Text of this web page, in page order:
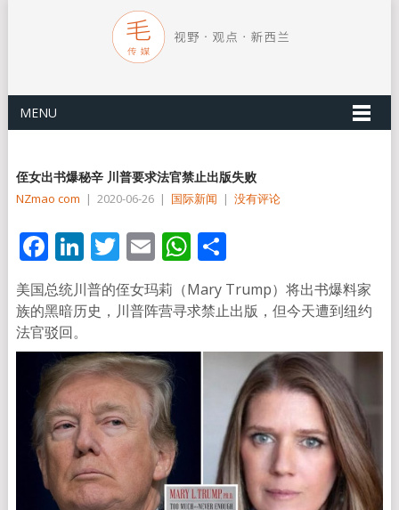
MENU
侄女出书爆秘辛 川普要求法官禁止出版失败
NZmao com | 2020-06-26 | 国际新闻 | 没有评论
Facebook
LinkedIn
Twitter
EmailWhatsApp
分
享
美国总统川普的侄女玛莉（Mary Trump）将出书爆料家
族的黑暗历史，川普阵营寻求禁止出版，但今天遭到纽约
法官驳回。